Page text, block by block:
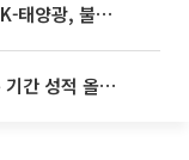
美 ‘232조 하이브리드 제재’ 임박…K-태양광, 불확실성 털고 날개 다나
'개편 전 마지막 수능' D-100⋯남은 기간 성적 올릴 전략은